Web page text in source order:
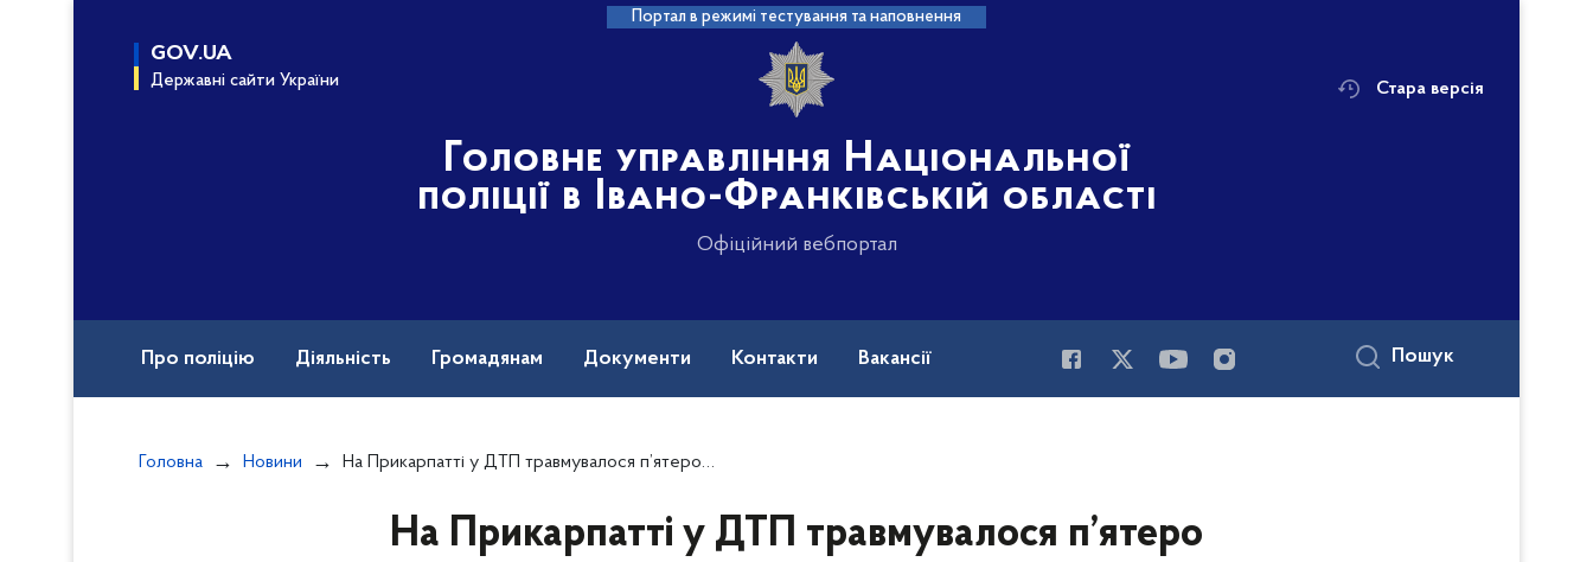
Портал в режимі тестування та наповнення
GOV.UA
Державні сайти України
Головне управління Національної
поліції в Івано-Франківській області
Офіційний вебпортал
Стара версія
Про поліцію Діяльність Громадянам Документи Контакти Вакансії Пошук
Головна Новини На Прикарпатті у ДТП травмувалося п’ятеро людей: поліцейські встановлюють усі обставини подій
На Прикарпатті у ДТП травмувалося п’ятеро